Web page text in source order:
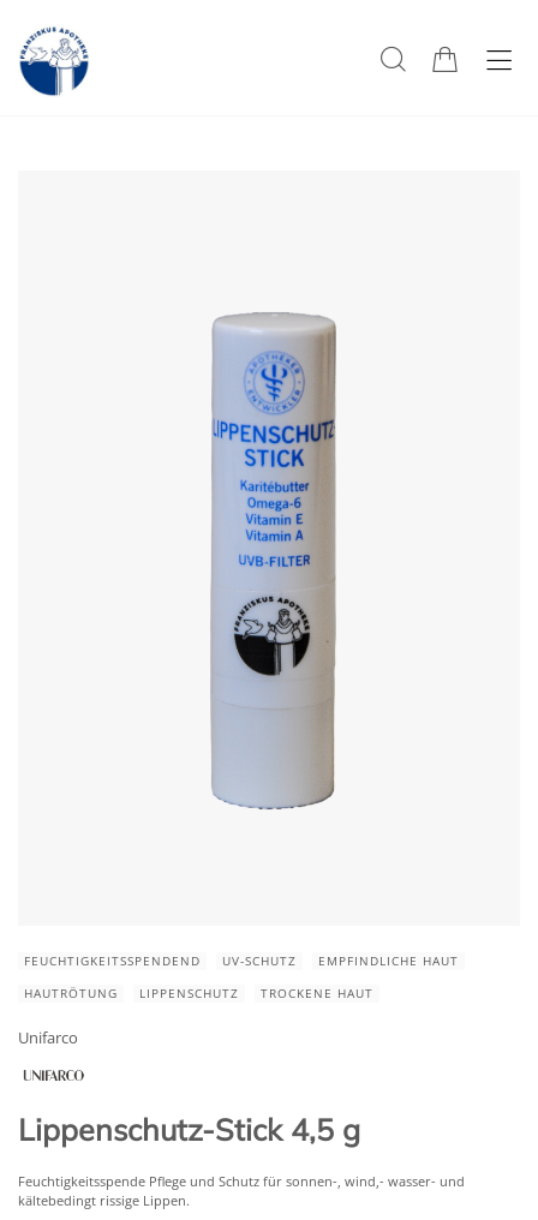
FEUCHTIGKEITSSPENDEND UV-SCHUTZ
EMPFINDLICHE HAUT
HAUTRÖTUNG
LIPPENSCHUTZ TROCKENE HAUT
Unifarco
Lippenschutz-Stick 4,5 g
Feuchtigkeitsspende Pflege und Schutz für sonnen-, wind,- wasser- und
kältebedingt rissige Lippen.